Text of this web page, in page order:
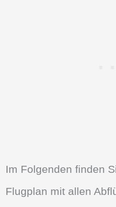
Im Folgenden finden
Flugplan mit allen